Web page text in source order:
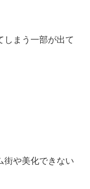
しまう一部が出て
街や美化できない